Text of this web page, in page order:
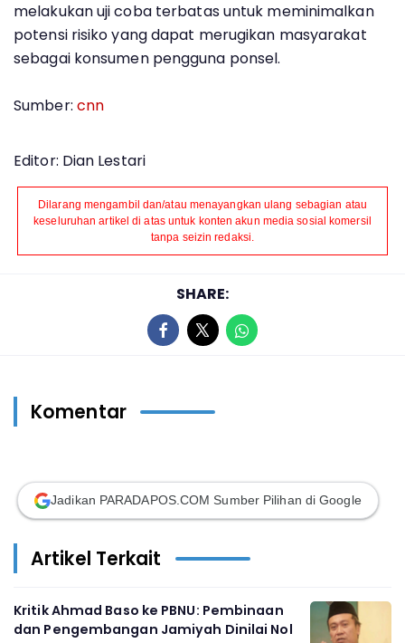
melakukan uji coba terbatas untuk meminimalkan
potensi risiko yang dapat merugikan masyarakat
sebagai konsumen pengguna ponsel.
Sumber: cnn
Editor: Dian Lestari
Dilarang mengambil dan/atau menayangkan ulang sebagian atau
keseluruhan artikel di atas untuk konten akun media sosial komersil
tanpa seizin redaksi.
SHARE:
Komentar
Jadikan PARADAPOS.COM Sumber Pilihan di Google
Artikel Terkait
Kritik Ahmad Baso ke PBNU: Pembinaan
dan Pengembangan Jamiyah Dinilai Nol